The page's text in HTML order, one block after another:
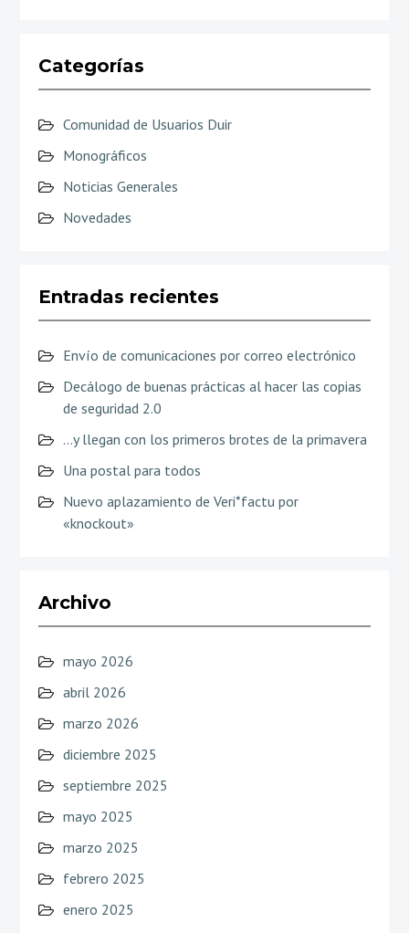
Categorías
Comunidad de Usuarios Duir
Monográficos
Noticias Generales
Novedades
Entradas recientes
Envío de comunicaciones por correo electrónico
Decálogo de buenas prácticas al hacer las copias
de seguridad 2.0
…y llegan con los primeros brotes de la primavera
Una postal para todos
Nuevo aplazamiento de Veri*factu por
«knockout»
Archivo
mayo 2026
abril 2026
marzo 2026
diciembre 2025
septiembre 2025
mayo 2025
marzo 2025
febrero 2025
enero 2025